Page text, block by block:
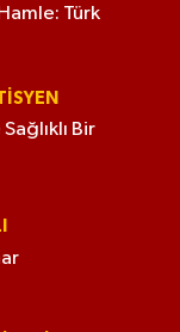
Türk
Bir